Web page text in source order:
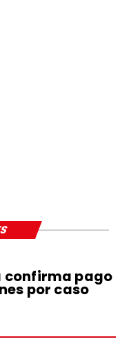
confirma pago
por caso